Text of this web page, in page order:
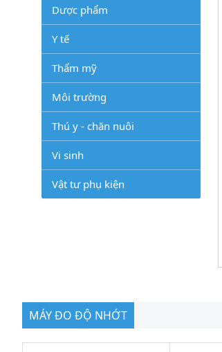
Dược phẩm
Y tế
Thẩm mỹ
Môi trường
Thú y - chăn nuôi
Vi sinh
Vật tư phụ kiện
MÁY ĐO ĐỘ NHỚT